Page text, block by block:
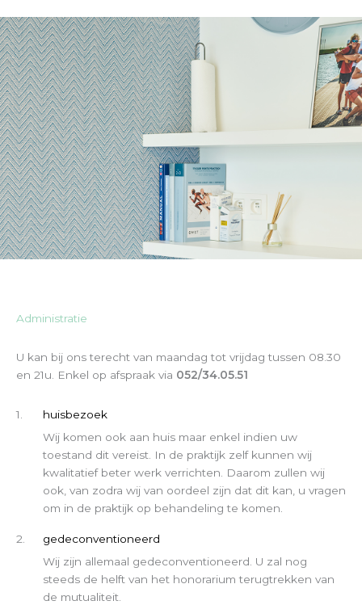
Administratie
U kan bij ons terecht van maandag tot vrijdag tussen 08.30
en 21u. Enkel op afspraak via 052/34.05.51
1.
huisbezoek
Wij komen ook aan huis maar enkel indien uw
toestand dit vereist. In de praktijk zelf kunnen wij
kwalitatief beter werk verrichten. Daarom zullen wij
ook, van zodra wij van oordeel zijn dat dit kan, u vragen
om in de praktijk op behandeling te komen.
2.
gedeconventioneerd
Wij zijn allemaal gedeconventioneerd. U zal nog
steeds de helft van het honorarium terugtrekken van
de mutualiteit.